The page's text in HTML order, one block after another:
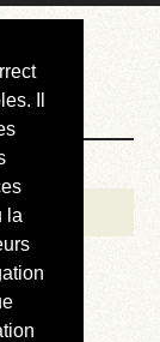
Il
la